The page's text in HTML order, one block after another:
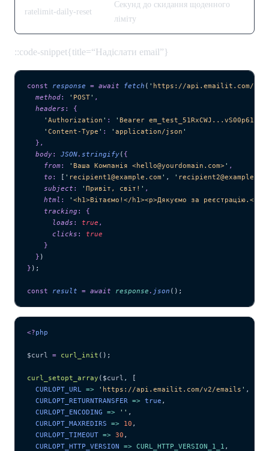
ratelimit-daily-reset
Секунд до скидання щоденного
ліміту
::code-snippet{title=“Надіслати email”}
const response = await fetch ( ' https://api.emailit.com/v2/
  method
: ' POST' ,
  headers
:
{
    '
Authorization ' : ' Bearer
    '
Content-Type ' : ' application/json '
  },
  body
: JSON. stringify( {
    from
: ' Ваша Компанія <hello@yourdomain.com>' ,
    to
: [ ' recipient1@example.com ' , '
    subject
: ' Привіт, світ! ' ,
    html
: ' <h1>Вітаємо!</h1><p>Дякуємо за реєстрацію.</p>
    tracking
:
{
      loads
: true ,
      clicks
:
true
    }
  }
)
} );
const result = await response . json ();
<?php
$curl = curl_init ();
curl_setopt_array ($curl ,
[
  CURLOPT_URL
=> ' https://api.emailit.com/v2/emails ' ,
  CURLOPT_RETURNTRANSFER
=> true ,
  CURLOPT_ENCODING
=> '' ,
  CURLOPT_MAXREDIRS
=> 10 ,
  CURLOPT_TIMEOUT
=> 30 ,
  CURLOPT_HTTP_VERSION
=> CURL_HTTP_VERSION_1_1 ,